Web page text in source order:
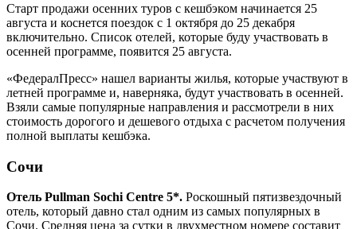
Старт продажи осенних туров с кешбэком начинается 25
августа и коснется поездок с 1 октября до 25 декабря
включительно. Список отелей, которые буду участвовать в
осенней программе, появится 25 августа.
«ФедералПресс» нашел варианты жилья, которые участвуют в
летней программе и, наверняка, будут участвовать в осенней.
Взяли самые популярные направления и рассмотрели в них
стоимость дорогого и дешевого отдыха с расчетом получения
полной выплаты кешбэка.
Сочи
Отель Pullman Sochi Centre 5*. Роскошный пятизвездочный
отель, который давно стал одним из самых популярных в
Сочи. Средняя цена за сутки в двухместном номере составит